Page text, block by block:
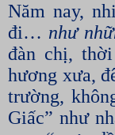
Năm nay,
đi… như
đàn chị,
hương xưa,
trường,
Giấc” như